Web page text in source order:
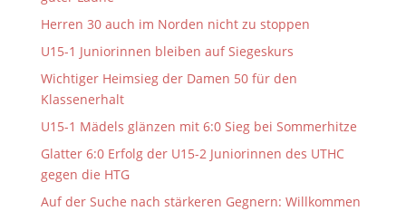
Herren 30 auch im Norden nicht zu stoppen
U15-1 Juniorinnen bleiben auf Siegeskurs
Wichtiger Heimsieg der Damen 50 für den
Klassenerhalt
U15-1 Mädels glänzen mit 6:0 Sieg bei Sommerhitze
Glatter 6:0 Erfolg der U15-2 Juniorinnen des UTHC
gegen die HTG
Auf der Suche nach stärkeren Gegnern: Willkommen